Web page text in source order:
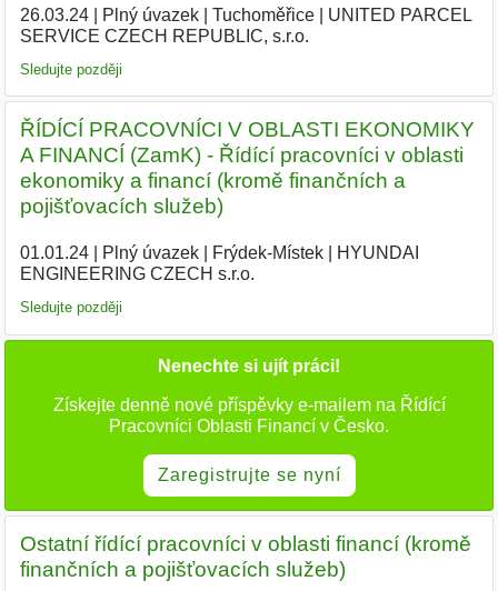
26.03.24| Plný úvazek| Tuchoměřice|
UNITED PARCEL
SERVICE CZECH REPUBLIC, s.r.o.
Sledujte později
ŘÍDÍCÍ PRACOVNÍCI V OBLASTI EKONOMIKY
A FINANCÍ (ZamK) - Řídící pracovníci v oblasti
ekonomiky a financí (kromě finančních a
pojišťovacích služeb)
01.01.24| Plný úvazek| Frýdek-Místek|
HYUNDAI
ENGINEERING CZECH s.r.o.
Sledujte později
Nenechte si ujít práci!
Získejte denně nové příspěvky e-mailem na Řídící
Pracovníci Oblasti Financí v Česko.
Zaregistrujte se nyní
Ostatní řídící pracovníci v oblasti financí (kromě
finančních a pojišťovacích služeb)